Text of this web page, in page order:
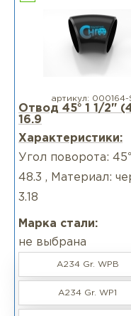
артикул: 000164-
Отвод 45° 1 1/2"
16.9
Характеристики:
Угол поворота:
48.3 , Материал:
3.18
Марка стали:
не выбрана
A234 Gr. WPB
A234 Gr. WP1